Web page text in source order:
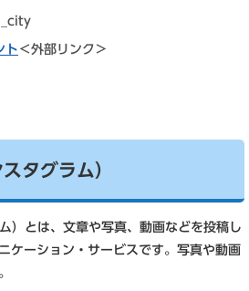
ト ＜外部リンク＞
タグラム）
）とは、文章や写真、動画などを投稿し
ケーション・サービスです。写真や動画